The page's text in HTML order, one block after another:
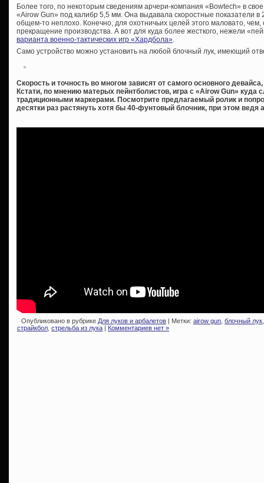
Более того, по некоторым сведениям арчери-компания «Bowtech» в
«Airow Gun» под калибр 5,5 мм. Она выдавала скоростные показатели в
общем-то неплохо. Конечно, для охотничьих целей этого маловато, чем,
прекращение производства. А вот для куда более жесткого, нежели
варианта военно-тактических игр «Хардбола».
Само устройство можно установить на любой блочный лук, имеющий
Скорость и точность во многом зависят от самого основного
Кстати, по мнению матерых пейнтболистов, игра с «Airow Gun»
традиционными маркерами. Посмотрите предлагаемый ролик и
десятки раз растянуть хотя бы 40-фунтовый блочник, при этом ведя
Опубликовано в рубрике Для луков и арбалетов | Метки: airow gun блочный лук
страйкбол стрельба из лука Комментариев нет »